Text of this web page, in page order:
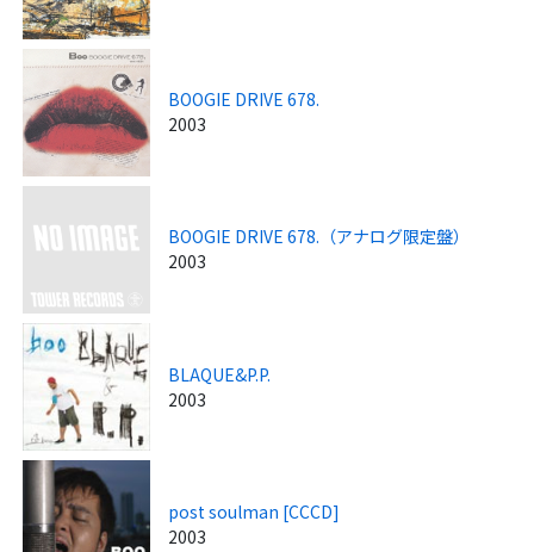
BOOGIE DRIVE 678.
2003
BOOGIE DRIVE 678.（アナログ限定盤）
2003
BLAQUE&P.P.
2003
post soulman [CCCD]
2003